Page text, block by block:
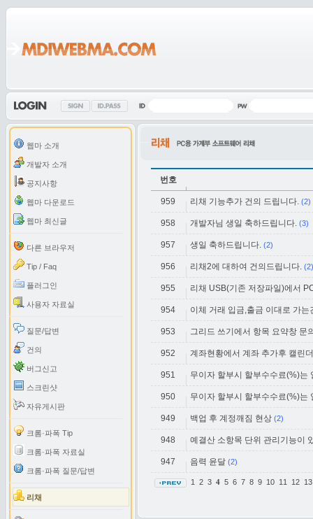
웹마 소개
개발자 소개
공지사항
웹마 다운로드
웹마 최신글
다른 브라우저
Tip / Faq
플러그인
사용자 자료실
질문/답변
건의
버그신고
스크린샷
자유게시판
크롬·파폭 Tip
크롬·파폭 자료실
크롬·파폭 질문/답변
리채
번호
959 리채 기능추가 건의 드립니다. (2)
958 개발자님 생일 축하드립니다. (3)
957 생일 축하드립니다. (2)
956 리채2에 대하여 건의드립니다. (2)
955 리채 USB(기존 저장파일)에서
954 이체 거래 입금,출금 이대로 가는
953 그리드 쓰기에서 항목 요약창 문
952 계좌현황에서 계좌 추가후 캘린
951 무이자 할부시 할부수수료(%)는
950 무이자 할부시 할부수수료(%)는
949 백업 후 계정깨짐 현상 (2)
948 예결산 소항목 단위 관리기능이
947 음력 윤달 (2)
1 2 3 4 5 6 7 8 9 10 11 12